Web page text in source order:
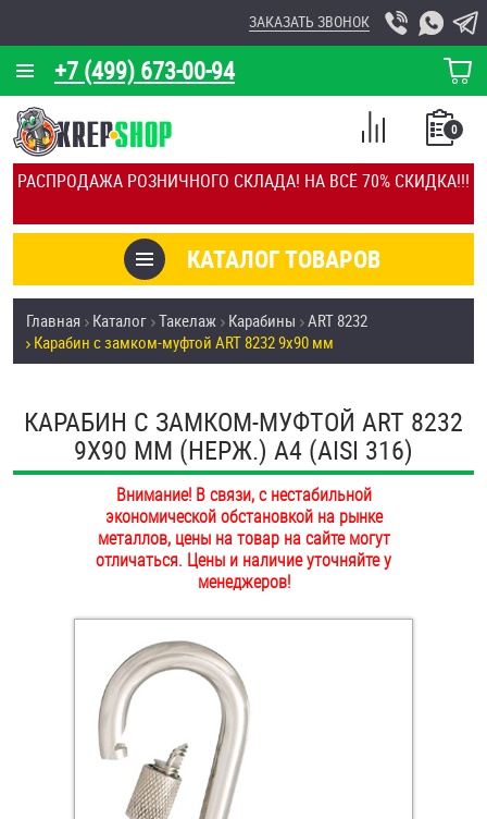
РАСПРОДАЖА РОЗНИЧНОГО СКЛАДА! НА ВСЁ 70% СКИДКА!!!
+7 (499) 673-00-94
ЗАКАЗАТЬ ЗВОНОК
КОРЗИНА
О КОМПАНИИ
КАЛЬКУЛЯТОР
ОТЗЫВЫ
УСЛУГИ
СКИДКИ
ОПТ
ПОКУПАТЕЛЯМ
ОПЛАТА И ДОСТАВКА
НАШИ МАГАЗИНЫ
КАТАЛОГ ТОВАРОВ
0
СПИСОК
СРАВНЕНИЕ
Товары со скидкой
Анкеры
Антивандальный крепёж, инструмент
Болты и винты
Втулки
Дюймовый крепёж
Заклепки (Гайки-Заклепки)
Главная Каталог Такелаж Карабины ART 8232
Карабин с замком-муфтой ART 8232 9х90 мм
КАРАБИН С ЗАМКОМ-МУФТОЙ ART 8232
9Х90 ММ (НЕРЖ.) A4 (AISI 316)
Внимание! В связи, с нестабильной
экономической обстановкой на рынке
металлов, цены на товар на сайте могут
отличаться. Цены и наличие уточняйте у
менеджеров!